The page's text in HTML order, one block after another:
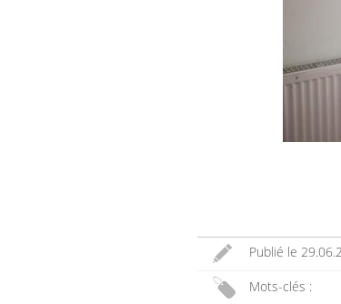
Publié le
Mots-clés :